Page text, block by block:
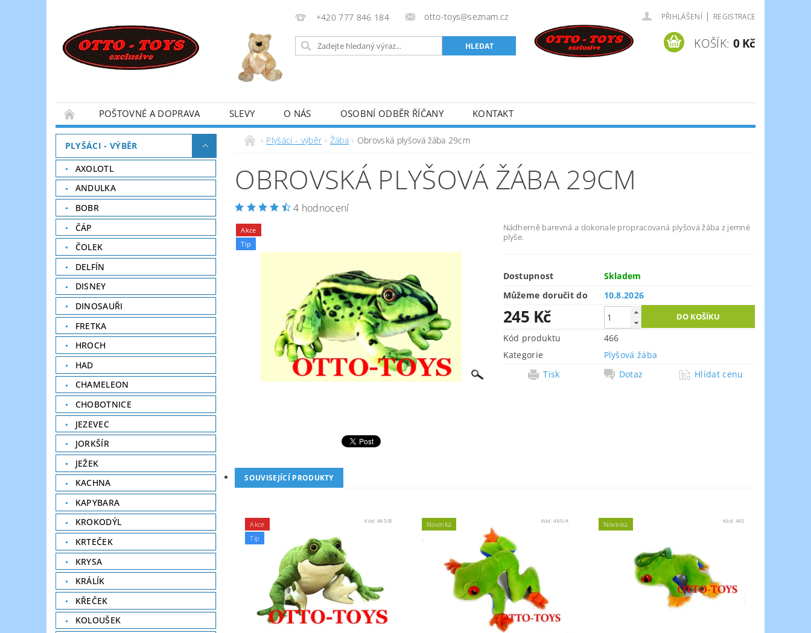
+420 777 846 184 otto-toys@seznam.cz PŘIHLÁŠENÍ | REGISTRACE
KOŠÍK: 0 Kč
POŠTOVNÉ A DOPRAVA SLEVY O NÁS OSOBNÍ ODBĚR ŘÍČANY KONTAKT
PLYŠÁCI - VÝBĚR
AXOLOTL
ANDULKA
BOBR
ČÁP
ČOLEK
DELFÍN
DISNEY
DINOSAUŘI
FRETKA
HROCH
HAD
CHAMELEON
CHOBOTNICE
JEZEVEC
JORKŠÍR
JEŽEK
KACHNA
KAPYBARA
KROKODÝL
KRTEČEK
KRYSA
KRÁLÍK
KŘEČEK
KOLOUŠEK
Plyšáci - výběr Žába Obrovská plyšová žába 29cm
OBROVSKÁ PLYŠOVÁ ŽÁBA 29CM
4 hodnocení
Akce
Tip
Nádherně barevná a dokonale propracovaná plyšová žába z jemné
plyše.
Dostupnost
Skladem
Můžeme doručit do
10.8.2026
245 Kč
Kód produktu
466
Kategorie
Plyšová žába
Tisk
Dotaz Hlídat cenu
SOUVISEJÍCÍ PRODUKTY
Akce
Tip
Kód: 465/B Novinka Kód:465/A Novinka Kód: 465